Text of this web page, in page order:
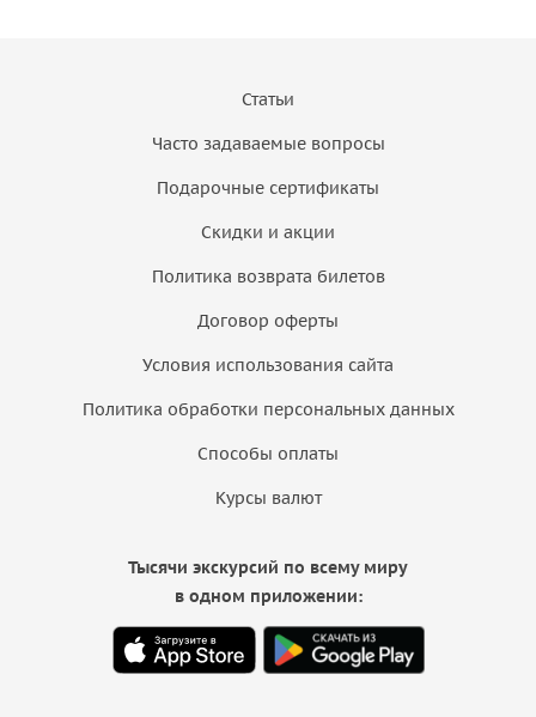
Статьи
Часто задаваемые вопросы
Подарочные сертификаты
Скидки и акции
Политика возврата билетов
Договор оферты
Условия использования сайта
Политика обработки персональных данных
Способы оплаты
Курсы валют
Тысячи экскурсий по всему миру
в одном приложении: